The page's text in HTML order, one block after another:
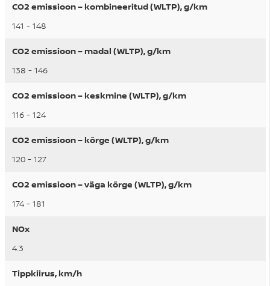
CO2 emissioon – kombineeritud (WLTP), g/km
141 - 148
CO2 emissioon – madal (WLTP), g/km
138 - 146
CO2 emissioon – keskmine (WLTP), g/km
116 - 124
CO2 emissioon – kõrge (WLTP), g/km
120 - 127
CO2 emissioon – väga kõrge (WLTP), g/km
174 - 181
NOx
4.3
Tippkiirus, km/h